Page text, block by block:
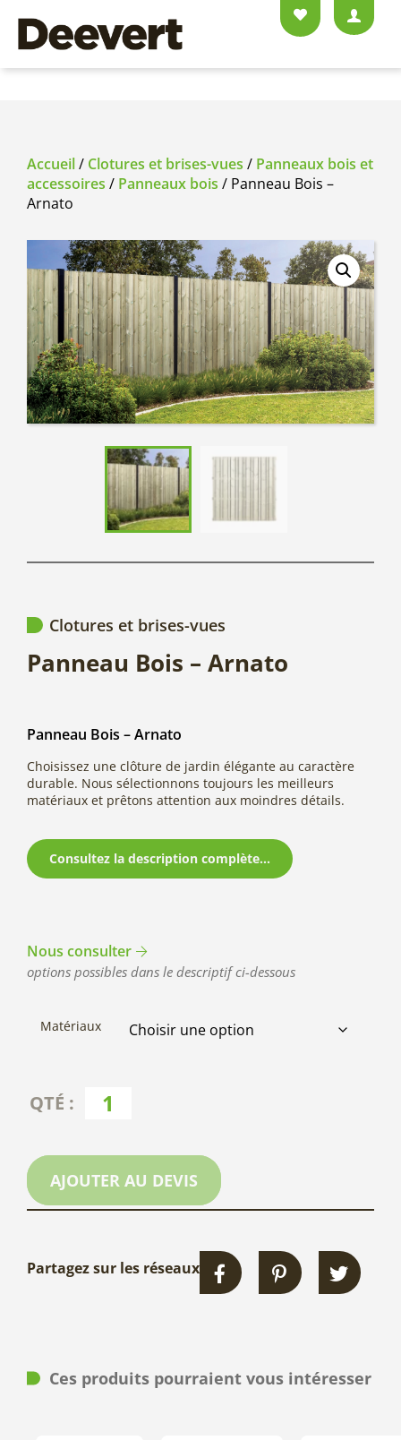
Accueil/ Clotures et brises-vues / Panneaux bois et
accessoires / Panneaux bois / Panneau Bois –
Arnato
Clotures et brises-vues
Panneau Bois – Arnato
Panneau Bois – Arnato
Choisissez une clôture de jardin élégante au caractère
durable. Nous sélectionnons toujours les meilleurs
matériaux et prêtons attention aux moindres détails.
Consultez la description complète...
Nous consulter
options possibles dans le descriptif ci-dessous
Matériaux
AJOUTER AU DEVIS
Partagez sur les réseaux
Ces produits pourraient vous intéresser